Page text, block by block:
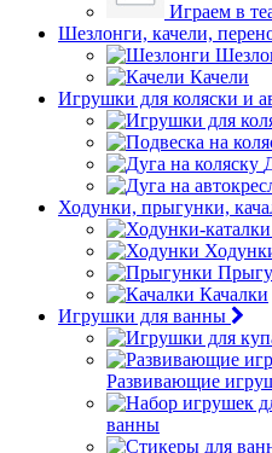
Играем в
Шезлонги, качели,
Качели
Игрушки для коляски и
Ходунки, прыгунки,
Качалки
Игрушки для ванны
Развивающие
ванны